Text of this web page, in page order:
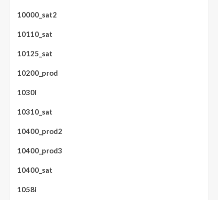
10000_sat2
10110_sat
10125_sat
10200_prod
1030i
10310_sat
10400_prod2
10400_prod3
10400_sat
1058i